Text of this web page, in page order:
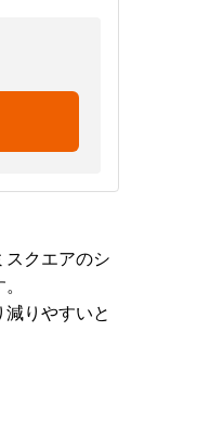
クエアのシ
りやすいと